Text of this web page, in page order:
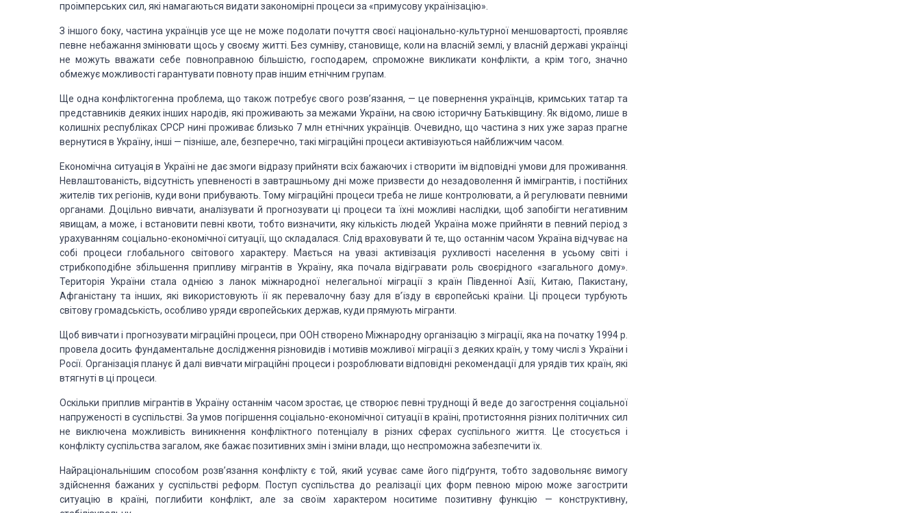
проімперських сил, які намагаються видати закономірні процеси за «примусову українізацію».
З іншого боку, частина українців усе ще не може подолати почуття своєї національно-культурної меншовартості, проявляє
певне небажання змінювати щось у своєму житті. Без сумніву, становище, коли на власній землі, у власній державі українці
не можуть вважати себе повноправною більшістю, господарем, спроможне викликати конфлікти, а крім того, значно
обмежує можливості гарантувати повноту прав іншим етнічним групам.
Ще одна конфліктогенна проблема, що також потребує свого розв’язання, — це повернення українців, кримських татар та
представників деяких інших народів, які проживають за межами України, на свою історичну Батьківщину. Як відомо, лише в
колишніх республіках СРСР нині проживає близько 7 млн етнічних українців. Очевидно, що частина з них уже зараз прагне
вернутися в Україну, інші — пізніше, але, безперечно, такі міграційні процеси активізуються найближчим часом.
Економічна ситуація в Україні не дає змоги відразу прийняти всіх бажаючих і створити їм відповідні умови для проживання.
Невлаштованість, відсутність упевненості в завтрашньому дні може призвести до незадоволення й іммігрантів, і постійних
жителів тих регіонів, куди вони прибувають. Тому міграційні процеси треба не лише контролювати, а й регулювати певними
органами. Доцільно вивчати, аналізувати й прогнозувати ці процеси та їхні можливі наслідки, щоб запобігти негативним
явищам, а може, і встановити певні квоти, тобто визначити, яку кількість людей Україна може прийняти в певний період з
урахуванням соціально-економічної ситуації, що складалася. Слід враховувати й те, що останнім часом Україна відчуває на
собі процеси глобального світового характеру. Мається на увазі активізація рухливості населення в усьому світі і
стрибкоподібне збільшення припливу мігрантів в Україну, яка почала відігравати роль своєрідного «загального дому».
Територія України стала однією з ланок міжнародної нелегальної міграції з країн Південної Азії, Китаю, Пакистану,
Афганістану та інших, які використовують її як перевалочну базу для в’їзду в європейські країни. Ці процеси турбують
світову громадськість, особливо уряди європейських держав, куди прямують мігранти.
Щоб вивчати і прогнозувати міграційні процеси, при ООН створено Міжнародну організацію з міграції, яка на початку 1994 р.
провела досить фундаментальне дослідження різновидів і мотивів можливої міграції з деяких країн, у тому числі з України і
Росії. Організація планує й далі вивчати міграційні процеси і розроблювати відповідні рекомендації для урядів тих країн, які
втягнуті в ці процеси.
Оскільки приплив мігрантів в Україну останнім часом зростає, це створює певні труднощі й веде до загострення соціальної
напруженості в суспільстві. За умов погіршення соціально-економічної ситуації в країні, протистояння різних політичних сил
не виключена можливість виникнення конфліктного потенціалу в різних сферах суспільного життя. Це стосується і
конфлікту суспільства загалом, яке бажає позитивних змін і зміни влади, що неспроможна забезпечити їх.
Найраціональнішим способом розв’язання конфлікту є той, який усуває саме його підґрунтя, тобто задовольняє вимогу
здійснення бажаних у суспільстві реформ. Поступ суспільства до реалізації цих форм певною мірою може загострити
ситуацію в країні, поглибити конфлікт, але за своїм характером носитиме позитивну функцію — конструктивну,